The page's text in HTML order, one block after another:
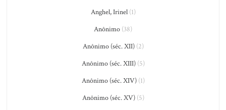
Anghel, Irinel(1)
Anônimo (38)
Anônimo (séc. XII)(2)
Anônimo (séc. XIII)(5)
Anônimo (séc. XIV)(1)
Anônimo (séc. XV)(5)